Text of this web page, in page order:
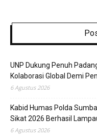
UNP Dukung Penuh
Kolaborasi Global Demi
6 Agustus 2026
Kabid Humas Polda
Sikat 2026 Berhasil
6 Agustus 2026